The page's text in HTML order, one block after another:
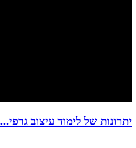
יתרונות של לימוד עיצוב גרפי...